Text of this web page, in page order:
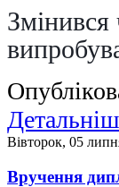
Вівторок, 05
Вручення